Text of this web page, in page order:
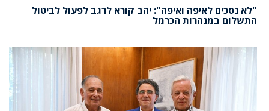
"לא נסכים לאיפה ואיפה": יהב קורא לרגב לפעול לביטול
התשלום במנהרות הכרמל